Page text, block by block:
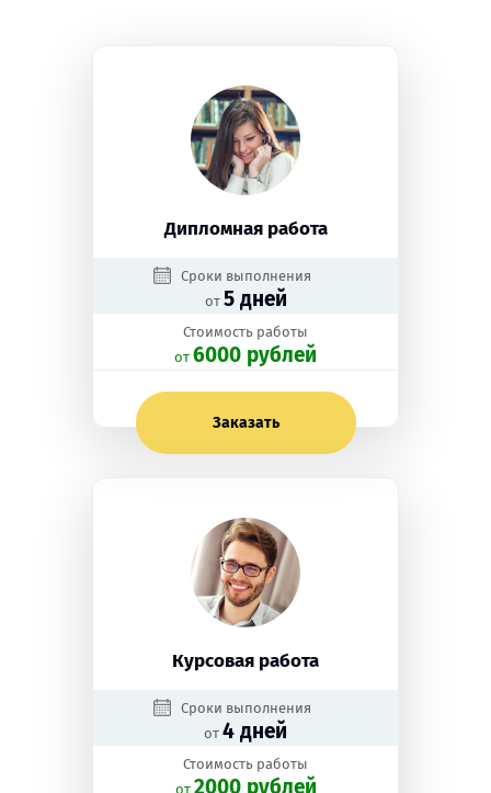
Дипломная работа
Сроки выполнения
от 5 дней
Стоимость работы
oт 6000 рублей
Заказать
Курсовая работа
Сроки выполнения
от 4 дней
Стоимость работы
oт 2000 рублей